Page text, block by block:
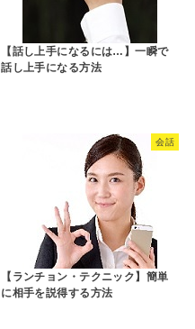
【話し上手になるには…】一瞬で
話し上手になる方法
会話
【ランチョン・テクニック】簡単
に相手を説得する方法